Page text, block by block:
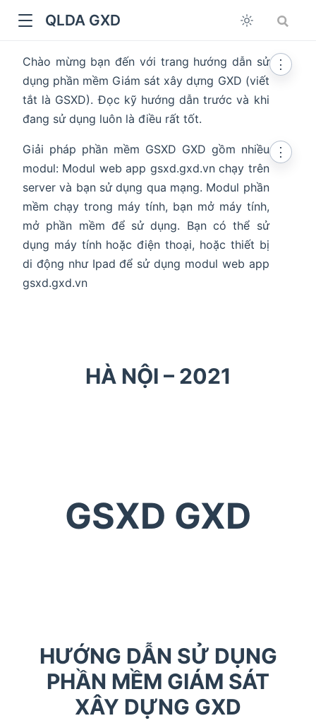
QLDA GXD
Chào mừng bạn đến với trang hướng dẫn sử
dụng phần mềm Giám sát xây dựng GXD (viết
tắt là GSXD). Đọc kỹ hướng dẫn trước và khi
đang sử dụng luôn là điều rất tốt.
⋮
Giải pháp phần mềm GSXD GXD gồm nhiều
modul: Modul web app gsxd.gxd.vn chạy trên
server và bạn sử dụng qua mạng. Modul phần
mềm chạy trong máy tính, bạn mở máy tính,
mở phần mềm để sử dụng. Bạn có thể sử
dụng máy tính hoặc điện thoại, hoặc thiết bị
di động như Ipad để sử dụng modul web app
gsxd.gxd.vn
⋮
HÀ NỘI – 2021
GSXD GXD
HƯỚNG DẪN SỬ DỤNG
PHẦN MỀM GIÁM SÁT
XÂY DỰNG GXD